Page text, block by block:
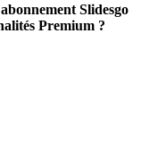
Slidesgo
Premium ?